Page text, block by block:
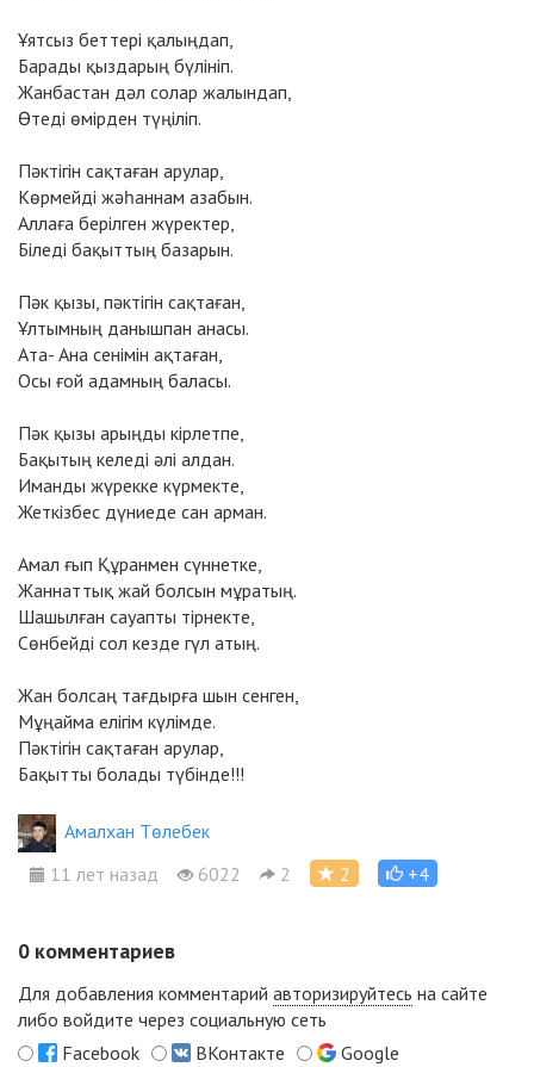
Ұятсыз беттерi қалыңдап,
Барады қыздарың бүлiнiп.
Жанбастан дәл солар жалындап,
Өтедi өмiрден түңiлiп.
Пәктiгiн сақтаған арулар,
Көрмейдi жәһаннам азабын.
Аллаға берiлген жүректер,
Бiледi бақыттың базарын.
Пәк қызы, пәктiгiн сақтаған,
Ұлтымның данышпан анасы.
Ата- Ана сенiмiн ақтаған,
Осы ғой адамның баласы.
Пәк қызы арыңды кiрлетпе,
Бақытың келедi әлi алдан.
Иманды жүрекке күрмекте,
Жеткiзбес дүниеде сан арман.
Амал ғып Құранмен сүннетке,
Жаннаттық жай болсын мұратың.
Шашылған сауапты тiрнекте,
Сөнбейдi сол кезде гүл атың.
Жан болсаң тағдырға шын сенген,
Мұңайма елiгiм күлiмде.
Пәктiгiн сақтаған арулар,
Бақытты болады түбiнде!!!
Амалхан Төлебек
11 лет назад
6022 2 2 +4
0 комментариев
Для добавления комментарий авторизируйтесь на сайте
либо войдите через социальную сеть
Facebook
ВКонтакте
Google